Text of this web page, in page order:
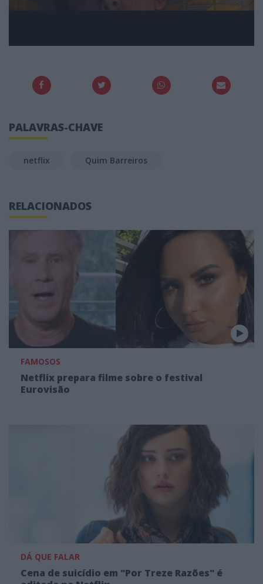
PALAVRAS-CHAVE
netflix Quim Barreiros
RELACIONADOS
FAMOSOS
Netflix prepara filme sobre o festival
Eurovisão
DÁ QUE FALAR
Cena de suicídio em "Por Treze Razões" é